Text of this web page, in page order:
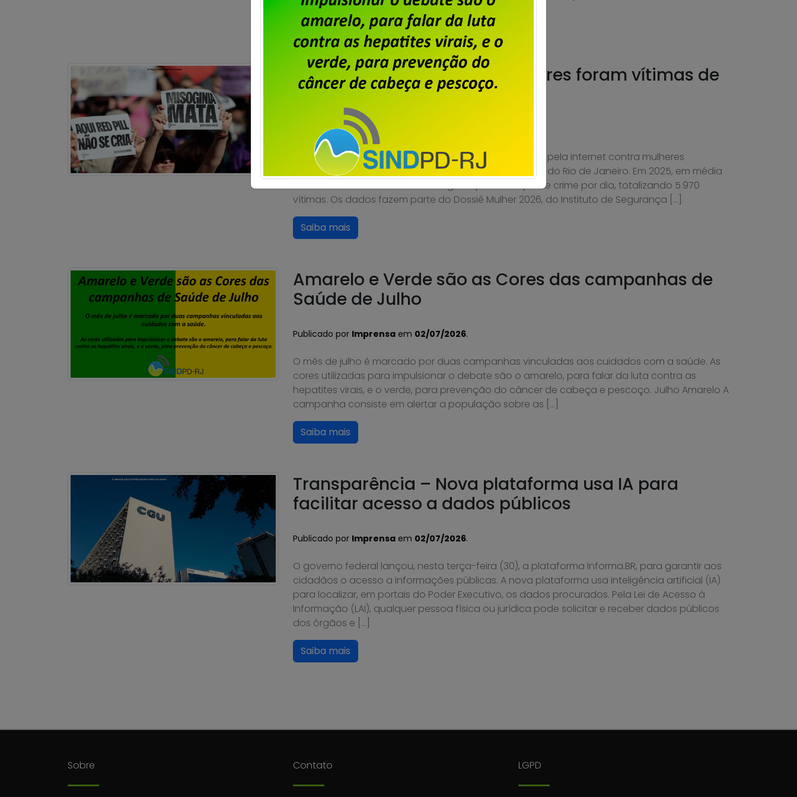
Saiba mais
Misoginia – Em 2025, 16 mulheres foram vítimas de
crimes virtuais por dia no RJ
Publicado porImprensa
Os crimes de violência psicológica e moral praticados pela internet contra mulheres
cresceram mais de 1.300% em uma década no estado do Rio de Janeiro. Em 2025, em média
16 meninas e mulheres foram atingidas por esse tipo de crime por dia, totalizando 5.970
vítimas. Os dados fazem parte do Dossiê Mulher 2026, do Instituto de Segurança […]
Saiba mais
Amarelo e Verde são as Cores das campanhas de
Saúde de Julho
Publicado por Imprensa em 02/07/2026.
O mês de julho é marcado por duas campanhas vinculadas aos cuidados com a saúde. As
cores utilizadas para impulsionar o debate são o amarelo, para falar da luta contra as
hepatites virais, e o verde, para prevenção do câncer de cabeça e pescoço. Julho Amarelo A
campanha consiste em alertar a população sobre as […]
Saiba mais
Transparência – Nova plataforma usa IA para
facilitar acesso a dados públicos
Publicado por Imprensa em 02/07/2026.
O governo federal lançou, nesta terça-feira (30), a plataforma Informa.BR, para garantir aos
cidadãos o acesso a informações públicas. A nova plataforma usa inteligência artificial (IA)
para localizar, em portais do Poder Executivo, os dados procurados. Pela Lei de Acesso à
Informação (LAI), qualquer pessoa física ou jurídica pode solicitar e receber dados públicos
dos órgãos e […]
Saiba mais
Sobre Contato LGPD